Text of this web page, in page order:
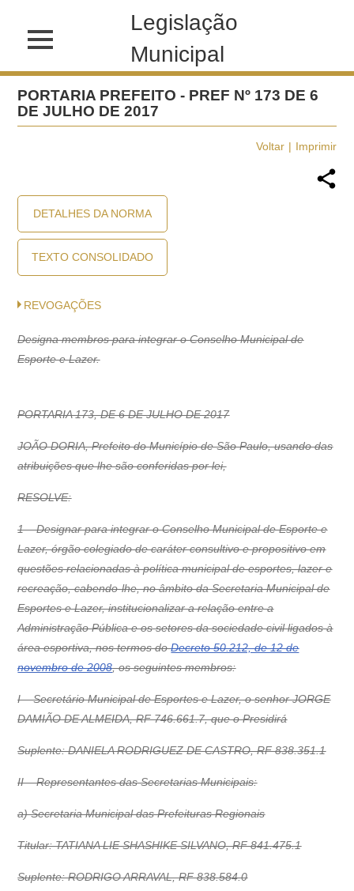
Legislação
Municipal
PORTARIA PREFEITO - PREF Nº 173 DE 6
DE JULHO DE 2017
Voltar Imprimir
DETALHES DA NORMA
TEXTO CONSOLIDADO
REVOGAÇÕES
Designa membros para integrar o Conselho Municipal de
Esporte e Lazer.
PORTARIA 173, DE 6 DE JULHO DE 2017
JOÃO DORIA, Prefeito do Município de São Paulo, usando das
atribuições que lhe são conferidas por lei,
RESOLVE:
1 – Designar para integrar o Conselho Municipal de Esporte e
Lazer, órgão colegiado de caráter consultivo e propositivo em
questões relacionadas à política municipal de esportes, lazer e
recreação, cabendo-lhe, no âmbito da Secretaria Municipal de
Esportes e Lazer, institucionalizar a relação entre a
Administração Pública e os setores da sociedade civil ligados à
área esportiva, nos termos doDecreto 50.212, de 12 de
novembro de 2008, os seguintes membros:
I – Secretário Municipal de Esportes e Lazer, o senhor JORGE
DAMIÃO DE ALMEIDA, RF 746.661.7, que o Presidirá
Suplente: DANIELA RODRIGUEZ DE CASTRO, RF 838.351.1
II – Representantes das Secretarias Municipais:
a) Secretaria Municipal das Prefeituras Regionais
Titular: TATIANA LIE SHASHIKE SILVANO, RF 841.475.1
Suplente: RODRIGO ARRAVAL, RF 838.584.0